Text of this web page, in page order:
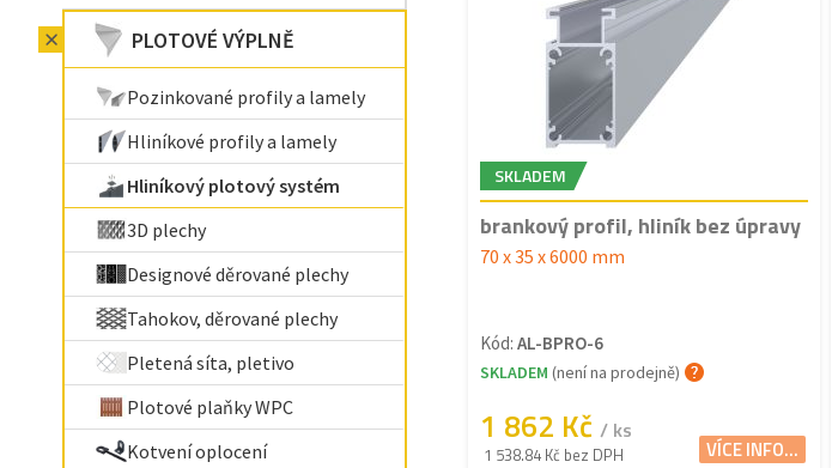
PLOTOVÉ VÝPLNĚ
Pozinkované profily a lamely
Hliníkové profily a lamely
Hliníkový plotový systém
3D plechy
Designové děrované plechy
Tahokov, děrované plechy
Pletená síta, pletivo
Plotové plaňky WPC
Kotvení oplocení
SKLADEM
brankový profil, hliník bez úpravy
70 x 35 x 6000 mm
Kód: AL-BPRO-6
SKLADEM (není na prodejně)
1 862 Kč / ks
1 538.84 Kč bez DPH VÍCE INFO...